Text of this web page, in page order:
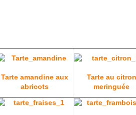
Tarte amandine aux
abricots
Tarte au citron
meringuée